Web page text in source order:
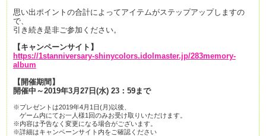
思い出ポイントの合計によってアイテムがステップアップしますの
で、
引き続き是非ご参加ください。
【キャンペーンサイト 】
https://1stanniversary-shinycolors.idolmaster.jp/283memory-
album
【 開催期間 】
開催中～2019年3月27日(水) 23：59まで
※プレゼントは2019年4月1日(月)以後、
ゲーム内にてお一人様1回のみお受け取りいただけます。
※内容は予告なく変更になる場合がございます。
※詳細はキャンペーンサイト内をご確認ください